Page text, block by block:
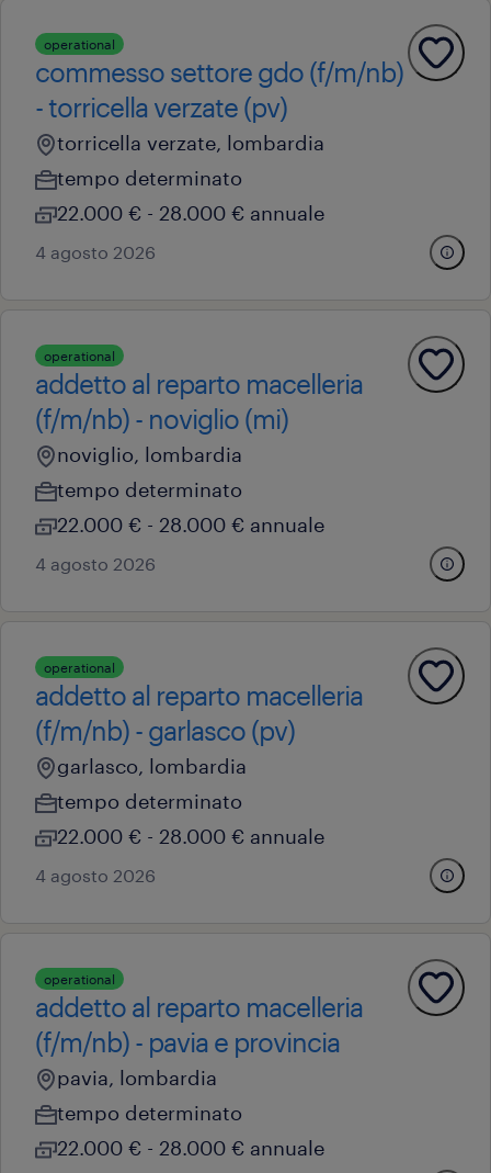
operational
commesso settore gdo (f/m/nb)
- torricella verzate (pv)
torricella verzate, lombardia
tempo determinato
22.000 € - 28.000 € annuale
4 agosto 2026
operational
addetto al reparto macelleria
(f/m/nb) - noviglio (mi)
noviglio, lombardia
tempo determinato
22.000 € - 28.000 € annuale
4 agosto 2026
operational
addetto al reparto macelleria
(f/m/nb) - garlasco (pv)
garlasco, lombardia
tempo determinato
22.000 € - 28.000 € annuale
4 agosto 2026
operational
addetto al reparto macelleria
(f/m/nb) - pavia e provincia
pavia, lombardia
tempo determinato
22.000 € - 28.000 € annuale